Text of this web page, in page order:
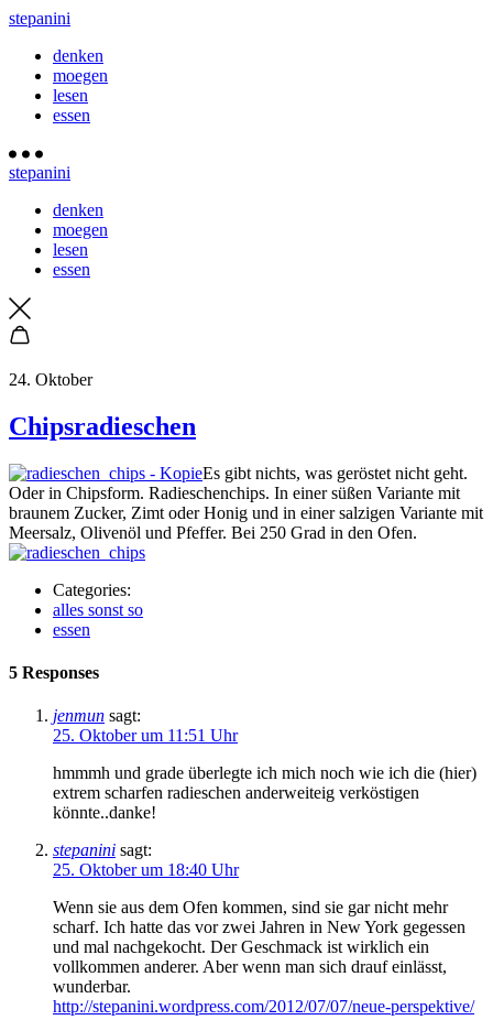
stepanini
denken
moegen
lesen
essen
stepanini
denken
moegen
lesen
essen
24. Oktober
Chipsradieschen
Es gibt nichts, was geröstet nicht geht.
Oder in Chipsform. Radieschenchips. In einer süßen Variante mit
braunem Zucker, Zimt oder Honig und in einer salzigen Variante mit
Meersalz, Olivenöl und Pfeffer. Bei 250 Grad in den Ofen.
Categories:
alles sonst so
essen
5 Responses
jenmun sagt:
25. Oktober um 11:51 Uhr
hmmmh und grade überlegte ich mich noch wie ich die (hier)
extrem scharfen radieschen anderweiteig verköstigen
könnte..danke!
stepanini sagt:
25. Oktober um 18:40 Uhr
Wenn sie aus dem Ofen kommen, sind sie gar nicht mehr
scharf. Ich hatte das vor zwei Jahren in New York gegessen
und mal nachgekocht. Der Geschmack ist wirklich ein
vollkommen anderer. Aber wenn man sich drauf einlässt,
wunderbar.
http://stepanini.wordpress.com/2012/07/07/neue-perspektive/